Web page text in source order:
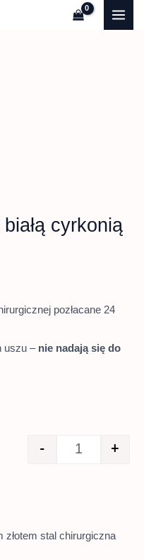
cyrkonią
pozłacane 24
uszu – nie nadają się do
Quantity
- +
złotem stal chirurgiczna